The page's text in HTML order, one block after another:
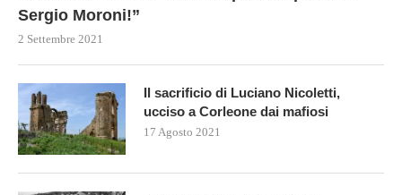
Sergio Moroni!”
2 Settembre 2021
Il sacrificio di Luciano Nicoletti,
ucciso a Corleone dai mafiosi
17 Agosto 2021